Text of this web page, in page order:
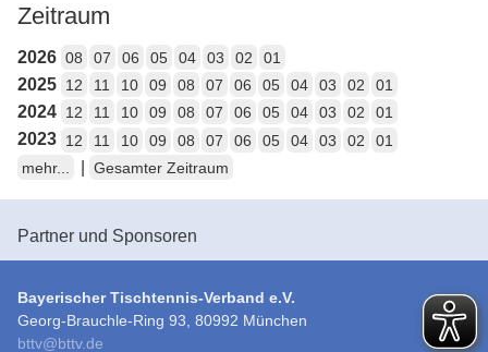
Zeitraum
2026 08 07 06 05 04 03 02 01
2025 12 11 10 09 08 07 06 05 04 03 02 01
2024 12 11 10 09 08 07 06 05 04 03 02 01
2023 12 11 10 09 08 07 06 05 04 03 02
01
mehr...
Gesamter Zeitraum
Partner und Sponsoren
Bayerischer Tischtennis-Verband e.V.
Georg-Brauchle-Ring 93, 80992 München
bttv@bttv.de